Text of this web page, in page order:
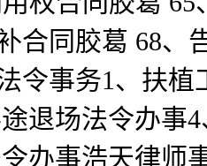
合同胶葛 68、
令事务1、扶
退场法令办事
办事浩天律师